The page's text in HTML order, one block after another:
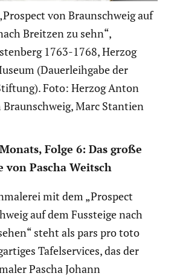
von Braunschweig auf
Breitzen zu sehn“,
1763-1768, Herzog
(Dauerleihgabe der
Foto: Herzog Anton
Marc Stantien
Folge 6: Das große
von Pascha Weitsch
mit dem „Prospect
auf dem Fussteige nach
steht als pars pro toto
Tafel­ser­vices, das der
Pascha Johann